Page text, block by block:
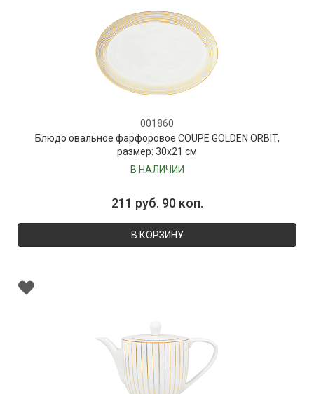
001860
Блюдо овальное фарфоровое COUPE GOLDEN ORBIT,
размер: 30х21 см
В НАЛИЧИИ
211 руб. 90 коп.
В КОРЗИНУ